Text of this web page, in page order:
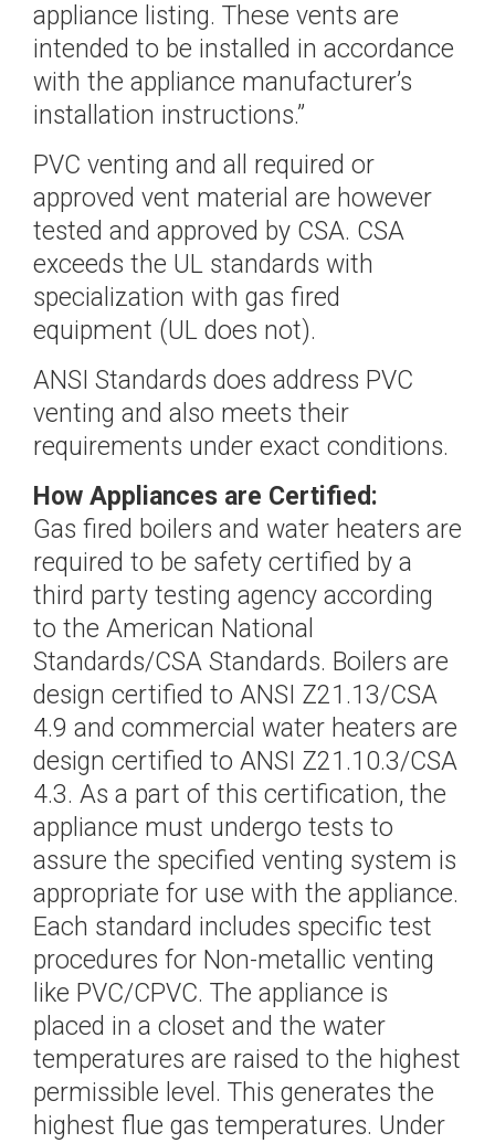
appliance listing. These vents are
intended to be installed in accordance
with the appliance manufacturer’s
installation instructions.”
PVC venting and all required or
approved vent material are however
tested and approved by CSA. CSA
exceeds the UL standards with
specialization with gas fired
equipment (UL does not).
ANSI Standards does address PVC
venting and also meets their
requirements under exact conditions.
How Appliances are Certified:
Gas fired boilers and water heaters are
required to be safety certified by a
third party testing agency according
to the American National
Standards/CSA Standards. Boilers are
design certified to ANSI Z21.13/CSA
4.9 and commercial water heaters are
design certified to ANSI Z21.10.3/CSA
4.3. As a part of this certification, the
appliance must undergo tests to
assure the specified venting system is
appropriate for use with the appliance.
Each standard includes specific test
procedures for Non-metallic venting
like PVC/CPVC. The appliance is
placed in a closet and the water
temperatures are raised to the highest
permissible level. This generates the
highest flue gas temperatures. Under